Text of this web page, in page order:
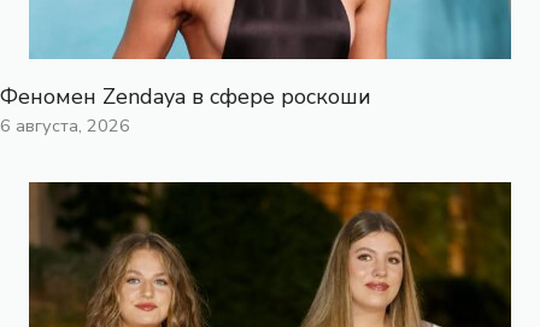
Феномен Zendaya в сфере роскоши
6 августа, 2026